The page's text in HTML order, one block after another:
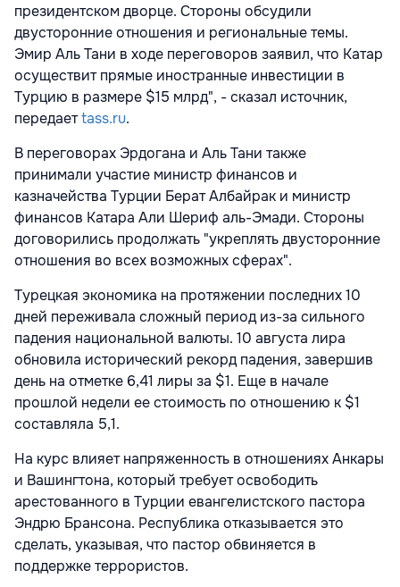
президентском дворце. Стороны обсудили
двусторонние отношения и региональные темы.
Эмир Аль Тани в ходе переговоров заявил, что Катар
осуществит прямые иностранные инвестиции в
Турцию в размере $15 млрд", - сказал источник,
передаетtass.ru.
В переговорах Эрдогана и Аль Тани также
принимали участие министр финансов и
казначейства Турции Берат Албайрак и министр
финансов Катара Али Шериф аль-Эмади. Стороны
договорились продолжать "укреплять двусторонние
отношения во всех возможных сферах".
Турецкая экономика на протяжении последних 10
дней переживала сложный период из-за сильного
падения национальной валюты. 10 августа лира
обновила исторический рекорд падения, завершив
день на отметке 6,41 лиры за $1. Еще в начале
прошлой недели ее стоимость по отношению к $1
составляла 5,1.
На курс влияет напряженность в отношениях Анкары
и Вашингтона, который требует освободить
арестованного в Турции евангелистского пастора
Эндрю Брансона. Республика отказывается это
сделать, указывая, что пастор обвиняется в
поддержке террористов.